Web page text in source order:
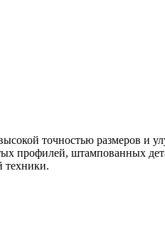
точностью размеров и
профилей, штампованных
техники.